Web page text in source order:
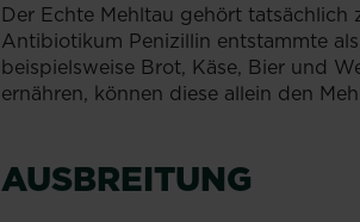
Der Echte Mehltau gehört
Antibiotikum Penizillin entstammte
beispielsweise Brot, Käse, Bier und
ernähren, können diese allein den
AUSBREITUNG